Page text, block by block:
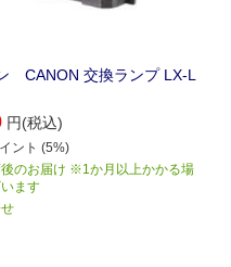
CANON 交換ランプ LX-L
円(税込)
ント (5%)
のお届け ※1か月以上かかる場
ます